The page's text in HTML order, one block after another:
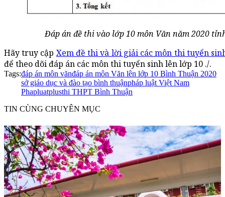
Đáp án đề thi vào lớp 10 môn Văn năm 2020
Hãy truy cập Xem đề thi và lời giải các môn thi tuyển
để theo dõi đáp án các môn thi tuyển sinh lên lớp 10 ./.
Tags:đáp án môn vănđáp án môn Văn lên lớp 10 Bình Thuận 2020
sở giáo dục và đào tạo bình thuậnpháp luật Việt Nam
Phapluatplusthi THPT Bình Thuận
TIN CÙNG CHUYÊN MỤC